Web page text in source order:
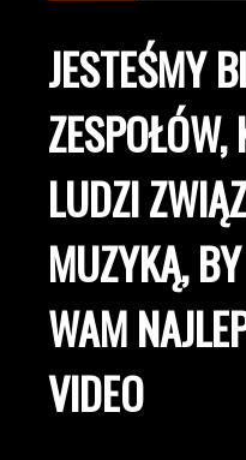
JESTEŚMY
LUDZI
MUZYKĄ,
WAM
VIDEO